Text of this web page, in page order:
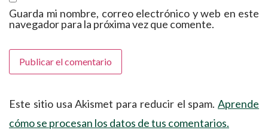
Guarda mi nombre, correo electrónico y web en este
navegador para la próxima vez que comente.
Este sitio usa Akismet para reducir el spam. Aprende
cómo se procesan los datos de tus comentarios.